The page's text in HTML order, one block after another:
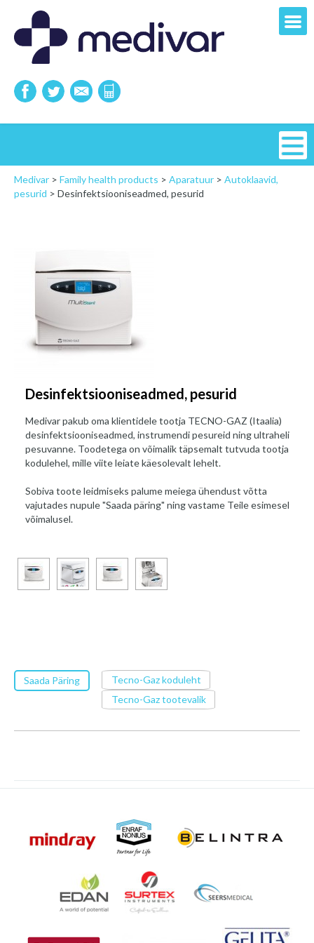
Medivar > Family health products > Aparatuur > Autoklaavid,
pesurid > Desinfektsiooniseadmed, pesurid
Desinfektsiooniseadmed, pesurid
Medivar pakub oma klientidele tootja TECNO-GAZ (Itaalia)
desinfektsiooniseadmed, instrumendi pesureid ning ultraheli
pesuvanne. Toodetega on võimalik täpsemalt tutvuda tootja
kodulehel, mille viite leiate käesolevalt lehelt.
Sobiva toote leidmiseks palume meiega ühendust võtta
vajutades nupule "Saada päring" ning vastame Teile esimesel
võimalusel.
Saada Päring
Tecno-Gaz koduleht
Tecno-Gaz tootevalik